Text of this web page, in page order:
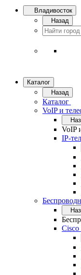
Владивосток
Назад
Каталог
Назад
Каталог
VoIP и
VoIP
IP-
Cisco